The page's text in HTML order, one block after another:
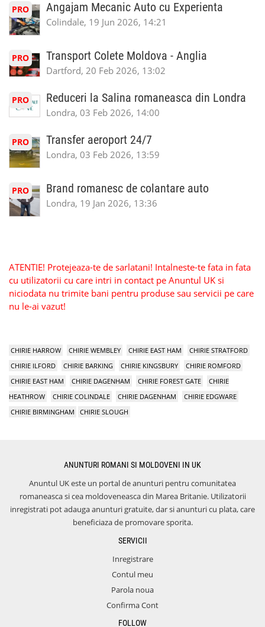
PRO Angajam Mecanic Auto cu Experienta
Colindale, 19 Jun 2026, 14:21
PRO Transport Colete Moldova - Anglia
Dartford, 20 Feb 2026, 13:02
PRO Reduceri la Salina romaneasca din Londra
Londra, 03 Feb 2026, 14:00
PRO Transfer aeroport 24/7
Londra, 03 Feb 2026, 13:59
PRO Brand romanesc de colantare auto
Londra, 19 Jan 2026, 13:36
ATENTIE! Protejeaza-te de sarlatani! Intalneste-te fata in fata
cu utilizatorii cu care intri in contact pe Anuntul UK si
niciodata nu trimite bani pentru produse sau servicii pe care
nu le-ai vazut!
CHIRIE HARROW CHIRIE WEMBLEY CHIRIE EAST HAM
CHIRIE STRATFORD
CHIRIE ILFORD
CHIRIE BARKING CHIRIE KINGSBURY
CHIRIE ROMFORD
CHIRIE EAST HAM
CHIRIE DAGENHAM CHIRIE FOREST GATE
CHIRIE
HEATHROW
CHIRIE COLINDALE CHIRIE DAGENHAM
CHIRIE EDGWARE
CHIRIE BIRMINGHAM
CHIRIE SLOUGH
ANUNTURI ROMANI SI MOLDOVENI IN UK
Anuntul UK este un portal de anunturi pentru comunitatea
romaneasca si cea moldoveneasca din Marea Britanie. Utilizatorii
inregistrati pot adauga anunturi gratuite, dar si anunturi cu plata, care
beneficiaza de promovare sporita.
SERVICII
Inregistrare
Contul meu
Parola noua
Confirma Cont
FOLLOW